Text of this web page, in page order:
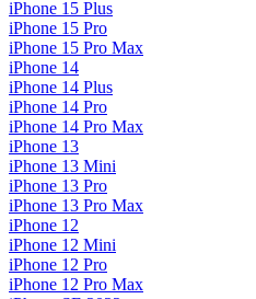
iPhone 15 Plus
iPhone 15 Pro
iPhone 15 Pro Max
iPhone 14
iPhone 14 Plus
iPhone 14 Pro
iPhone 14 Pro Max
iPhone 13
iPhone 13 Mini
iPhone 13 Pro
iPhone 13 Pro Max
iPhone 12
iPhone 12 Mini
iPhone 12 Pro
iPhone 12 Pro Max